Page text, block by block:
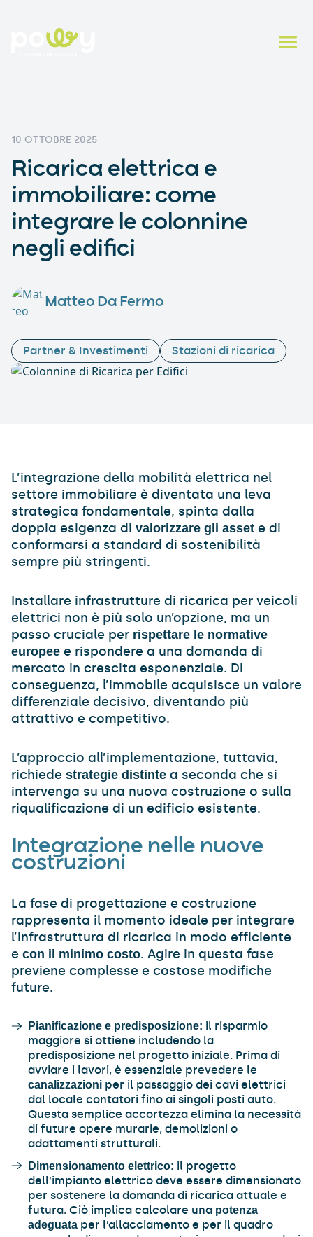
10 OTTOBRE 2025
Ricarica elettrica e
immobiliare: come
integrare le colonnine
negli edifici
Matteo Da Fermo
Partner & Investimenti Stazioni di ricarica
L’integrazione della mobilità elettrica nel
settore immobiliare è diventata una leva
strategica fondamentale, spinta dalla
doppia esigenza di valorizzare gli asset e di
conformarsi a standard di sostenibilità
sempre più stringenti.
Installare infrastrutture di ricarica per veicoli
elettrici non è più solo un’opzione, ma un
passo cruciale per rispettare le normative
europee e rispondere a una domanda di
mercato in crescita esponenziale. Di
conseguenza, l’immobile acquisisce un valore
differenziale decisivo, diventando più
attrattivo e competitivo.
L’approccio all’implementazione, tuttavia,
richiede strategie distinte a seconda che si
intervenga su una nuova costruzione o sulla
riqualificazione di un edificio esistente.
Integrazione nelle nuove
costruzioni
La fase di progettazione e costruzione
rappresenta il momento ideale per integrare
l’infrastruttura di ricarica in modo efficiente
e con il minimo costo. Agire in questa fase
previene complesse e costose modifiche
future.
Pianificazione e predisposizione: il risparmio
maggiore si ottiene includendo la
predisposizione nel progetto iniziale. Prima di
avviare i lavori, è essenziale prevedere le
canalizzazioni per il passaggio dei cavi elettrici
dal locale contatori fino ai singoli posti auto.
Questa semplice accortezza elimina la necessità
di future opere murarie, demolizioni o
adattamenti strutturali.
Dimensionamento elettrico: il progetto
dell’impianto elettrico deve essere dimensionato
per sostenere la domanda di ricarica attuale e
futura. Ciò implica calcolare una potenza
adeguata per l’allacciamento e per il quadro